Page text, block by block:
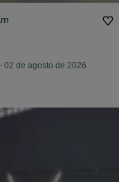
- 02 de agosto de 2026